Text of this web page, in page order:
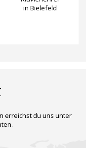
in Bielefeld
erreichst du uns unter